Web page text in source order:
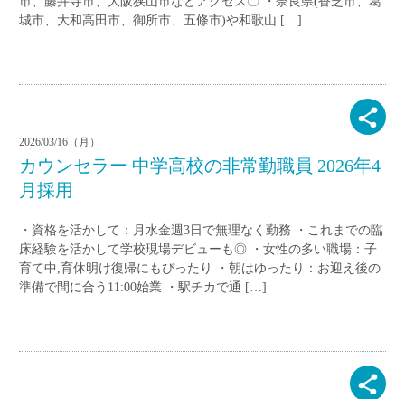
城市、大和高田市、御所市、五條市)や和歌山 […]
2026/03/16（月）
カウンセラー 中学高校の非常勤職員 2026年4
月採用
・資格を活かして：月水金週3日で無理なく勤務 ・これまでの臨
床経験を活かして学校現場デビューも◎ ・女性の多い職場：子
育て中,育休明け復帰にもぴったり ・朝はゆったり：お迎え後の
準備で間に合う11:00始業 ・駅チカで通 […]